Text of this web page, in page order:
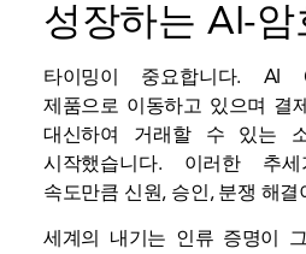
성장하는 AI-
타이밍이 중요합니다. AI
제품으로 이동하고 있으며 결
대신하여 거래할 수 있는
시작했습니다. 이러한 추
속도만큼 신원, 승인, 분쟁 해
세계의 내기는 인류 증명이